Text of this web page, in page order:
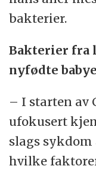
bakterier.
Bakterier fra
nyfødte
– I starten av
ufokusert
slags
hvilke